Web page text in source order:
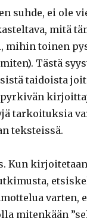
suhde, ei ole
mitä
mihin toinen
Tästä
taidoista
pyrkivän
tarkoituksia
teksteissä.
Kun
varten,
mitenkään